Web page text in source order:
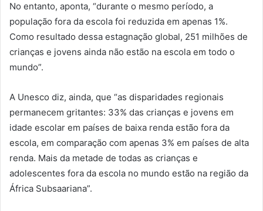
No entanto, aponta, “durante o mesmo período, a
população fora da escola foi reduzida em apenas 1%.
Como resultado dessa estagnação global, 251 milhões de
crianças e jovens ainda não estão na escola em todo o
mundo”.
A Unesco diz, ainda, que “as disparidades regionais
permanecem gritantes: 33% das crianças e jovens em
idade escolar em países de baixa renda estão fora da
escola, em comparação com apenas 3% em países de alta
renda. Mais da metade de todas as crianças e
adolescentes fora da escola no mundo estão na região da
África Subsaariana”.